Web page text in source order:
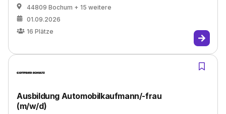
44809 Bochum + 15 weitere
01.09.2026
16 Plätze
Ausbildung Automobilkaufmann/-frau
(m/w/d)